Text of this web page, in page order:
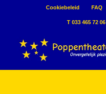
Cookiebeleid FAQ
T 033 465 72 06